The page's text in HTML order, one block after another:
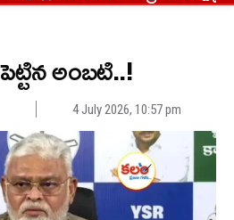
అంబ‌టి..!
4 July 2026, 10:57 pm